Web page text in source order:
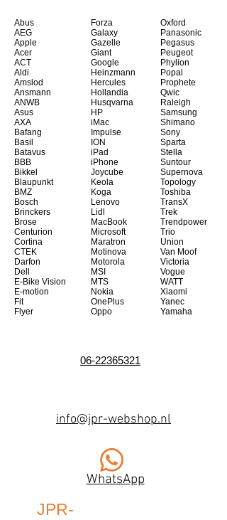
Abus
AEG
Apple
Acer
ACT
Aldi
Amslod
Ansmann
ANWB
Asus
AXA
Bafang
Basil
Batavus
BBB
Bikkel
Blaupunkt
BMZ
Bosch
Brinckers
Brose
Centurion
Cortina
CTEK
Darfon
Dell
E-Bike Vision
E-motion
Fit
Flyer
Forza
Galaxy
Gazelle
Giant
Google
Heinzmann
Hercules
Hollandia
Husqvarna
HP
iMac
Impulse
ION
iPad
iPhone
Joycube
Keola
Koga
Lenovo
Lidl
MacBook
Microsoft
Maratron
Motinova
Motorola
MSI
MTS
Nokia
OnePlus
Oppo
Oxford
Panasonic
Pegasus
Peugeot
Phylion
Popal
Prophete
Qwic
Raleigh
Samsung
Shimano
Sony
Sparta
Stella
Suntour
Supernova
Topology
Toshiba
TransX
Trek
Trendpower
Trio
Union
Van Moof
Victoria
Vogue
WATT
Xiaomi
Yanec
Yamaha
06-22365321
info@jpr-webshop.nl
WhatsApp
JPR-